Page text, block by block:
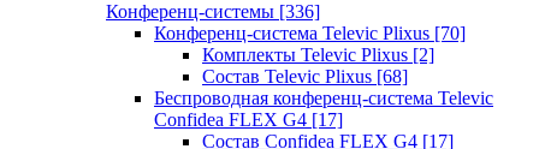
Конференц-системы [336]
Конференц-система Televic Plixus [70]
Комплекты Televic Plixus [2]
Состав Televic Plixus [68]
Беспроводная конференц-система Televic
Confidea FLEX G4 [17]
Состав Confidea FLEX G4 [17]